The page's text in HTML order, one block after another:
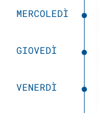
MERCOLEDÌ
GIOVEDÌ
VENERDÌ